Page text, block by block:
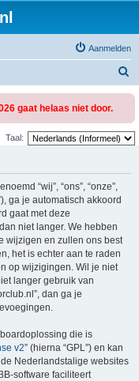
Aanmelden
gaat helaas niet door.
Taal:
“wij”, “ons”, “onze”,
ga je automatisch akkoord
gaat met deze
niet langer. We hebben
wijzigen en zullen ons best
het is echter aan te raden
op wijzigingen. Wil je niet
langer gebruik van
dan ga je
die is
v2” (hierna “GPL”) en kan
Nederlandstalige websites
software faciliteert